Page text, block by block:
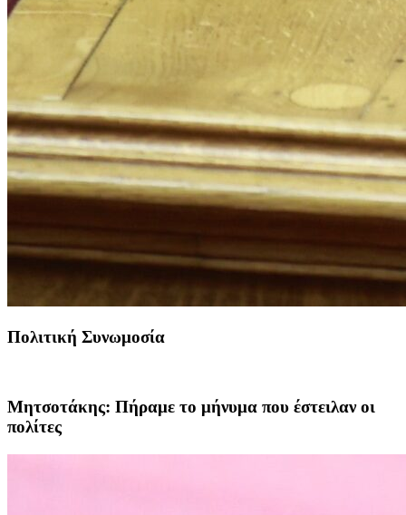
Πολιτική Συνωμοσία
Μητσοτάκης: Πήραμε το μήνυμα που έστειλαν οι
πολίτες